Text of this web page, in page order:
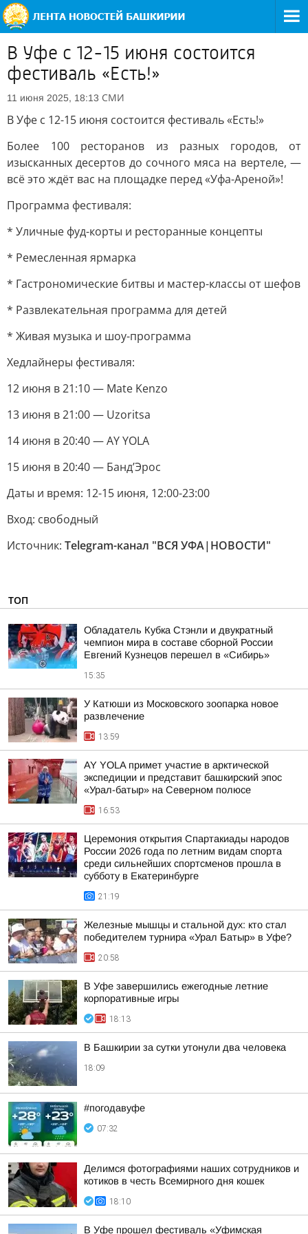
В Уфе с 12-15 июня состоится
фестиваль «Есть!»
11 июня 2025, 18:13 СМИ
В Уфе с 12-15 июня состоится фестиваль «Есть!»
Более 100 ресторанов из разных городов, от
изысканных десертов до сочного мяса на вертеле, —
всё это ждёт вас на площадке перед «Уфа-Ареной»!
Программа фестиваля:
* Уличные фуд-корты и ресторанные концепты
* Ремесленная ярмарка
* Гастрономические битвы и мастер-классы от шефов
* Развлекательная программа для детей
* Живая музыка и шоу-программа
Хедлайнеры фестиваля:
12 июня в 21:10 — Mate Kenzo
13 июня в 21:00 — Uzoritsa
14 июня в 20:40 — AY YOLA
15 июня в 20:40 — Банд’Эрос
Даты и время: 12-15 июня, 12:00-23:00
Вход: свободный
Источник: Telegram-канал "ВСЯ УФА|НОВОСТИ"
ТОП
Обладатель Кубка Стэнли и двукратный
чемпион мира в составе сборной России
Евгений Кузнецов перешел в «Сибирь»
15:35
У Катюши из Московского зоопарка новое
развлечение
13:59
AY YOLA примет участие в арктической
экспедиции и представит башкирский эпос
«Урал-батыр» на Северном полюсе
16:53
Церемония открытия Спартакиады народов
России 2026 года по летним видам спорта
среди сильнейших спортсменов прошла в
субботу в Екатеринбурге
21:19
Железные мышцы и стальной дух: кто стал
победителем турнира «Урал Батыр» в Уфе?
20:58
В Уфе завершились ежегодные летние
корпоративные игры
18:13
В Башкирии за сутки утонули два человека
18:09
#погодавуфе
07:32
Делимся фотографиями наших сотрудников и
котиков в честь Всемирного дня кошек
18:10
В Уфе прошел фестиваль «Уфимская